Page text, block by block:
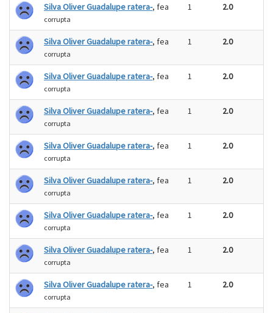
Silva Oliver Guadalupe ratera-, fea
corrupta
1 2.0
Silva Oliver Guadalupe ratera-, fea
corrupta
1 2.0
Silva Oliver Guadalupe ratera-, fea
corrupta
1 2.0
Silva Oliver Guadalupe ratera-, fea
corrupta
1 2.0
Silva Oliver Guadalupe ratera-, fea
corrupta
1 2.0
Silva Oliver Guadalupe ratera-, fea
corrupta
1 2.0
Silva Oliver Guadalupe ratera-, fea
corrupta
1 2.0
Silva Oliver Guadalupe ratera-, fea
corrupta
1 2.0
Silva Oliver Guadalupe ratera-, fea
corrupta
1 2.0